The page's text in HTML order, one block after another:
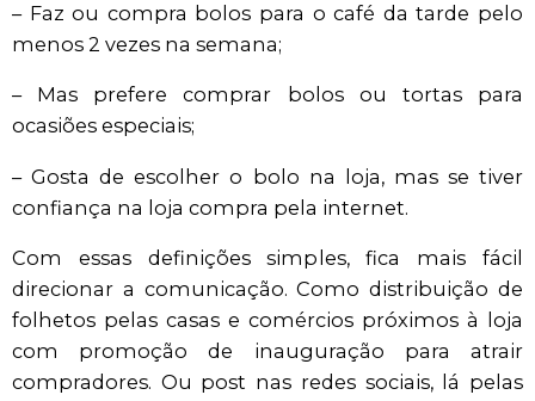
– Faz ou compra bolos para o café da tarde pelo
menos 2 vezes na semana;
– Mas prefere comprar bolos ou tortas para
ocasiões especiais;
– Gosta de escolher o bolo na loja, mas se tiver
confiança na loja compra pela internet.
Com essas definições simples, fica mais fácil
direcionar a comunicação. Como distribuição de
folhetos pelas casas e comércios próximos à loja
com promoção de inauguração para atrair
compradores. Ou post nas redes sociais, lá pelas